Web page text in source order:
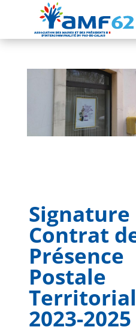
Signature
Contrat
Présence
Postale
2023-2025